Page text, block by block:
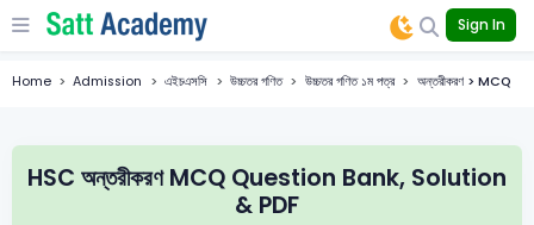
Sign In
Home Admission এইচএসসি উচ্চতর গণিত উচ্চতর গণিত ১ম পত্র অন্তরীকরণ > MCQ
HSC অন্তরীকরণ MCQ Question Bank, Solution
& PDF